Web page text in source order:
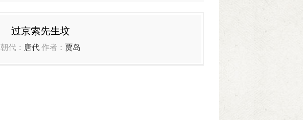
过京索先生坟
朝代： 唐代 作者： 贾岛